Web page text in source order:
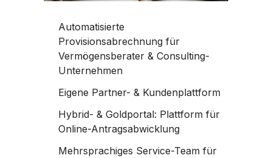
Automatisierte
Provisionsabrechnung für
Vermögensberater & Consulting-
Unternehmen
Eigene Partner- & Kundenplattform
Hybrid- & Goldportal: Plattform für
Online-Antragsabwicklung
Mehrsprachiges Service-Team für